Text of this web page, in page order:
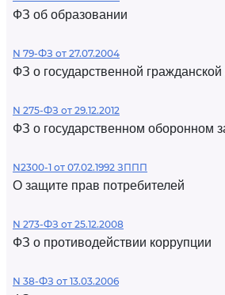
ФЗ об образовании
N 79-ФЗ от 27.07.2004
ФЗ о государственной
N 275-ФЗ от 29.12.2012
ФЗ о государственном оборонном
N2300-1 от 07.02.1992 ЗППП
О защите прав потребителей
N 273-ФЗ от 25.12.2008
ФЗ о противодействии коррупции
N 38-ФЗ от 13.03.2006